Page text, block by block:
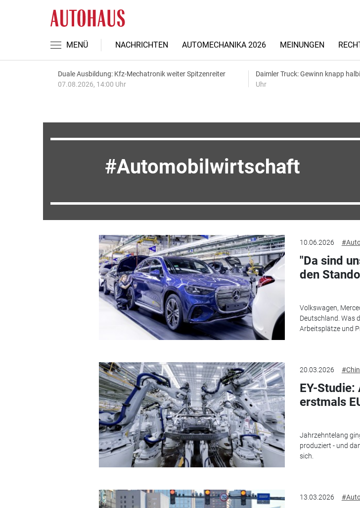
MENÜ NACHRICHTEN AUTOMECHANIKA 2026 MEINUNGEN
Duale Ausbildung: Kfz-Mechatronik weiter Spitzenreiter
07.08.2026, 14:00 Uhr
Daimler Truck: Gewinn knapp
Uhr
Automobilwirtschaft
10.06.2026
"Da sind
den
Volkswagen,
Deutschland. Was
Arbeitsplätze und
20.03.2026
EY-
erstmals
Jahrzehntelang
produziert - und
sich.
13.03.2026